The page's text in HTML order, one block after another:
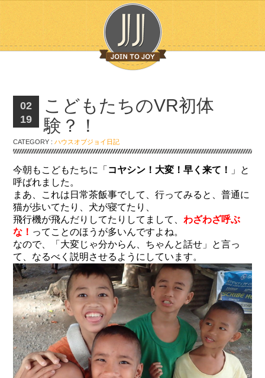
02
19
こどもたちのVR初体
験？！
CATEGORY :ハウスオブジョイ日記
今朝もこどもたちに「 コヤシン！大変！早く来て！
」と
呼ばれました。
まあ、これは日常茶飯事でして、行ってみると、普通に
猫が歩いてたり、犬が寝てたり、
飛行機が飛んだりしてたりしてまして、わざわざ呼ぶ
な！ ってことのほうが多いんですよね。
なので、「大変じゃ分からん、ちゃんと話せ」と言っ
て、なるべく説明させるようにしています。